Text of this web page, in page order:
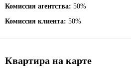
Комиссия агентства: 50%
Комиссия клиента: 50%
Квартира на карте